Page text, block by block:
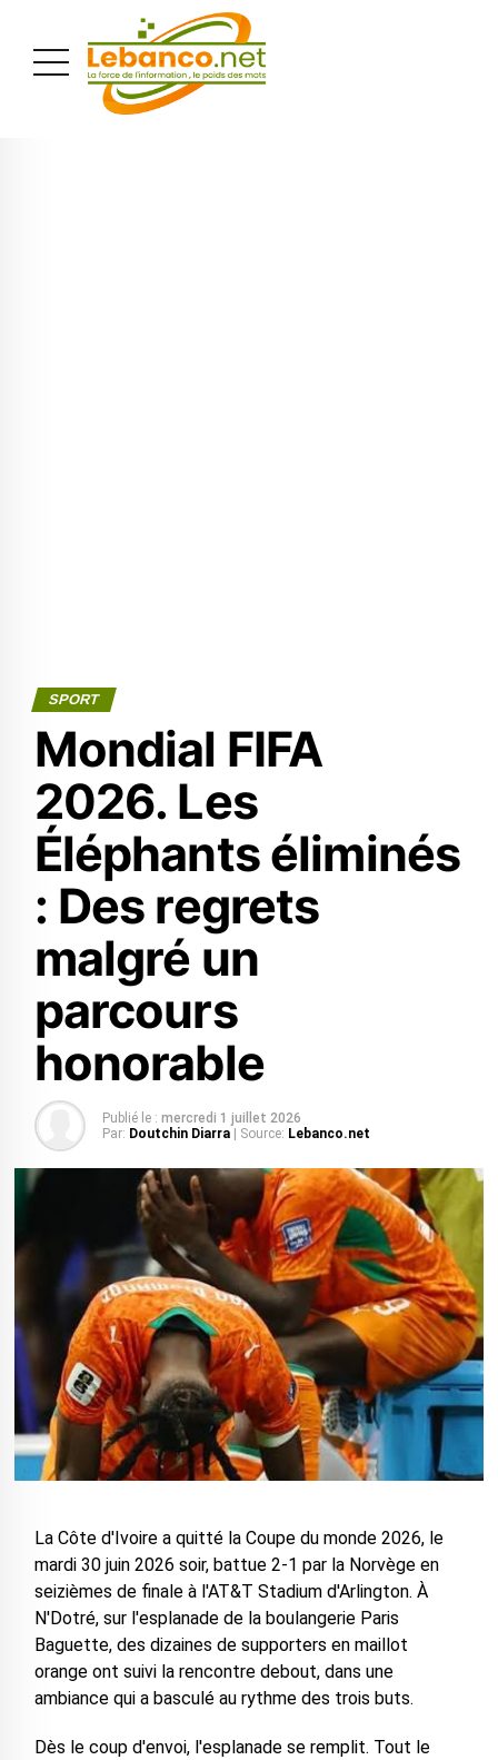
SPORT
Mondial FIFA
2026. Les
Éléphants éliminés
: Des regrets
malgré un
parcours
honorable
Publié le : mercredi 1 juillet 2026
Par: Doutchin Diarra | Source: Lebanco.net
La Côte d'Ivoire a quitté la Coupe du monde 2026, le
mardi 30 juin 2026 soir, battue 2-1 par la Norvège en
seizièmes de finale à l'AT&T Stadium d'Arlington. À
N'Dotré, sur l'esplanade de la boulangerie Paris
Baguette, des dizaines de supporters en maillot
orange ont suivi la rencontre debout, dans une
ambiance qui a basculé au rythme des trois buts.
Dès le coup d'envoi, l'esplanade se remplit. Tout le